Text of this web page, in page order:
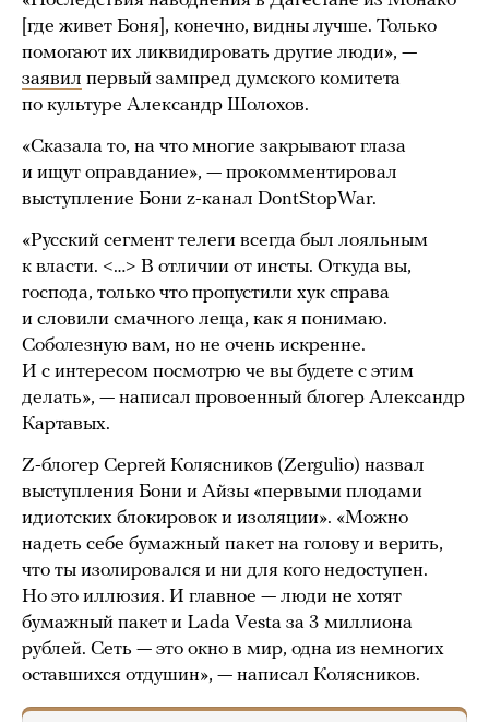
[где живет Боня], конечно, видны лучше. Только
помогают их ликвидировать другие люди», —
заявил первый зампред думского комитета
по культуре Александр Шолохов.
«Сказала то, на что многие закрывают глаза
и ищут оправдание», — прокомментировал
выступление Бони z-канал DontStopWar.
«Русский сегмент телеги всегда был лояльным
к власти. <…> В отличии от инсты. Откуда вы,
господа, только что пропустили хук справа
и словили смачного леща, как я понимаю.
Соболезную вам, но не очень искренне.
И с интересом посмотрю че вы будете с этим
делать», — написал провоенный блогер Александр
Картавых.
Z-блогер Сергей Колясников (Zergulio) назвал
выступления Бони и Айзы «первыми плодами
идиотских блокировок и изоляции». «Можно
надеть себе бумажный пакет на голову и верить,
что ты изолировался и ни для кого недоступен.
Но это иллюзия. И главное — люди не хотят
бумажный пакет и Lada Vesta за 3 миллиона
рублей. Сеть — это окно в мир, одна из немногих
оставшихся отдушин», — написал Колясников.